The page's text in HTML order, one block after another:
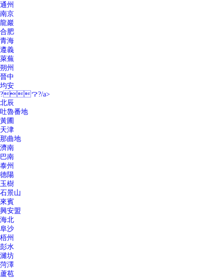
通州
南京
龍巖
合肥
青海
遵義
萊蕪
朔州
晉中
均安
?？?/a>
北辰
吐魯番地
黃圃
天津
那曲地
濟南
巴南
泰州
德陽
玉樹
石景山
來賓
興安盟
海北
阜沙
梧州
彭水
濰坊
菏澤
蘆苞